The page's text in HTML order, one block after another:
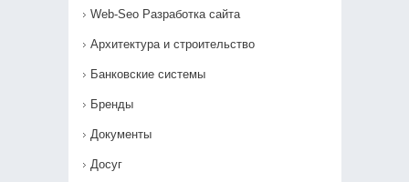
Web-Seo Разработка сайта
Архитектура и строительство
Банковские системы
Бренды
Документы
Досуг